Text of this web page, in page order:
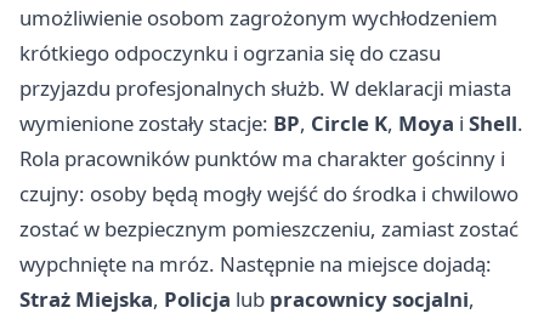
umożliwienie osobom zagrożonym wychłodzeniem
krótkiego odpoczynku i ogrzania się do czasu
przyjazdu profesjonalnych służb. W deklaracji miasta
wymienione zostały stacje: BP, Circle K, Moya i Shell.
Rola pracowników punktów ma charakter gościnny i
czujny: osoby będą mogły wejść do środka i chwilowo
zostać w bezpiecznym pomieszczeniu, zamiast zostać
wypchnięte na mróz. Następnie na miejsce dojadą:
Straż Miejska, Policja lub pracownicy socjalni,